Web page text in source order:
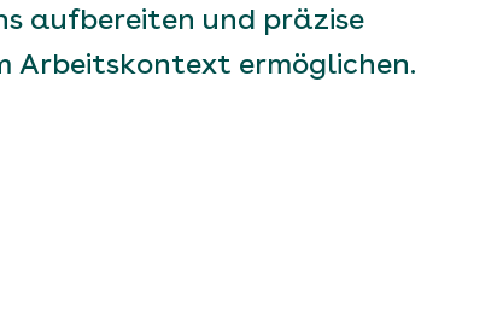
aufbereiten und präzise
Arbeitskontext ermöglichen.